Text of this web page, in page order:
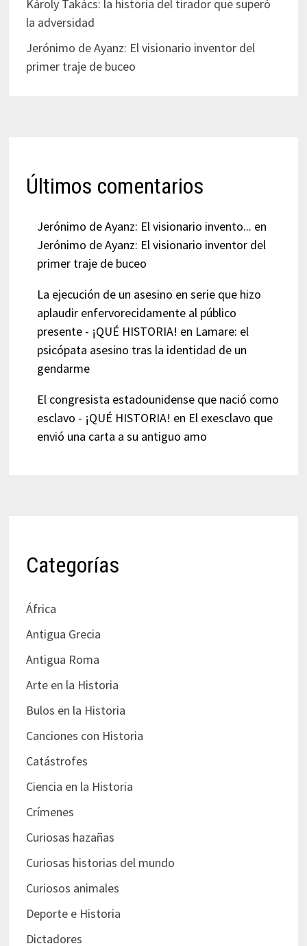
Károly Takács: la historia del tirador que superó
la adversidad
Jerónimo de Ayanz: El visionario inventor del
primer traje de buceo
Últimos comentarios
Jerónimo de Ayanz: El visionario invento... en
Jerónimo de Ayanz: El visionario inventor del
primer traje de buceo
La ejecución de un asesino en serie que hizo
aplaudir enfervorecidamente al público
presente - ¡QUÉ HISTORIA! en Lamare: el
psicópata asesino tras la identidad de un
gendarme
El congresista estadounidense que nació como
esclavo - ¡QUÉ HISTORIA! en El exesclavo que
envió una carta a su antiguo amo
Categorías
África
Antigua Grecia
Antigua Roma
Arte en la Historia
Bulos en la Historia
Canciones con Historia
Catástrofes
Ciencia en la Historia
Crímenes
Curiosas hazañas
Curiosas historias del mundo
Curiosos animales
Deporte e Historia
Dictadores